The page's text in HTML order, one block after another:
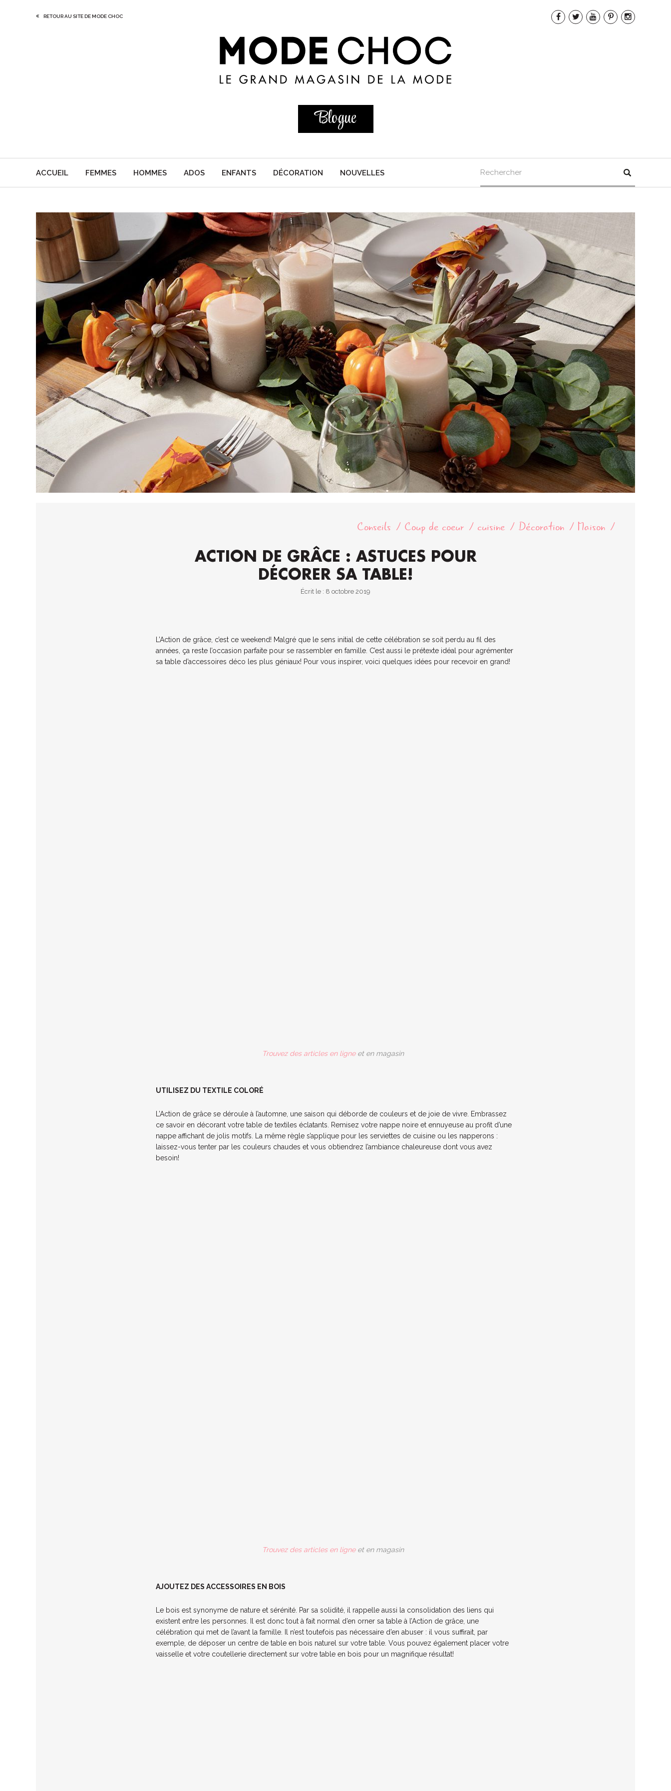
RETOUR AU SITE DE MODE CHOC
Blogue
ACCUEIL FEMMES HOMMES ADOS ENFANTS DÉCORATION NOUVELLES Rechercher
Conseils Coup de coeur cuisine Décoration Maison
ACTION DE GRÂCE : ASTUCES POUR
DÉCORER SA TABLE!
Écrit le : 8 octobre 2019
L’Action de grâce, c’est ce weekend! Malgré que le sens initial de cette célébration se soit perdu au fil des
années, ça reste l’occasion parfaite pour se rassembler en famille. C’est aussi le prétexte idéal pour agrémenter
sa table d’accessoires déco les plus géniaux! Pour vous inspirer, voici quelques idées pour recevoir en grand!
Trouvez des articles en ligneet en magasin
UTILISEZ DU TEXTILE COLORÉ
L’Action de grâce se déroule à l’automne, une saison qui déborde de couleurs et de joie de vivre. Embrassez
ce savoir en décorant votre table de textiles éclatants. Remisez votre nappe noire et ennuyeuse au profit d’une
nappe affichant de jolis motifs. La même règle s’applique pour les serviettes de cuisine ou les napperons :
laissez-vous tenter par les couleurs chaudes et vous obtiendrez l’ambiance chaleureuse dont vous avez
besoin!
Trouvez des articles en ligneet en magasin
AJOUTEZ DES ACCESSOIRES EN BOIS
Le bois est synonyme de nature et sérénité. Par sa solidité, il rappelle aussi la consolidation des liens qui
existent entre les personnes. Il est donc tout à fait normal d’en orner sa table à l’Action de grâce, une
célébration qui met de l’avant la famille. Il n’est toutefois pas nécessaire d’en abuser : il vous suffirait, par
exemple, de déposer un centre de table en bois naturel sur votre table. Vous pouvez également placer votre
vaisselle et votre coutellerie directement sur votre table en bois pour un magnifique résultat!